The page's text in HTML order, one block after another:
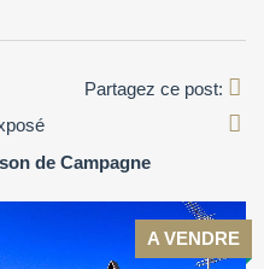
Partagez ce post:
de Campagne
A VENDRE